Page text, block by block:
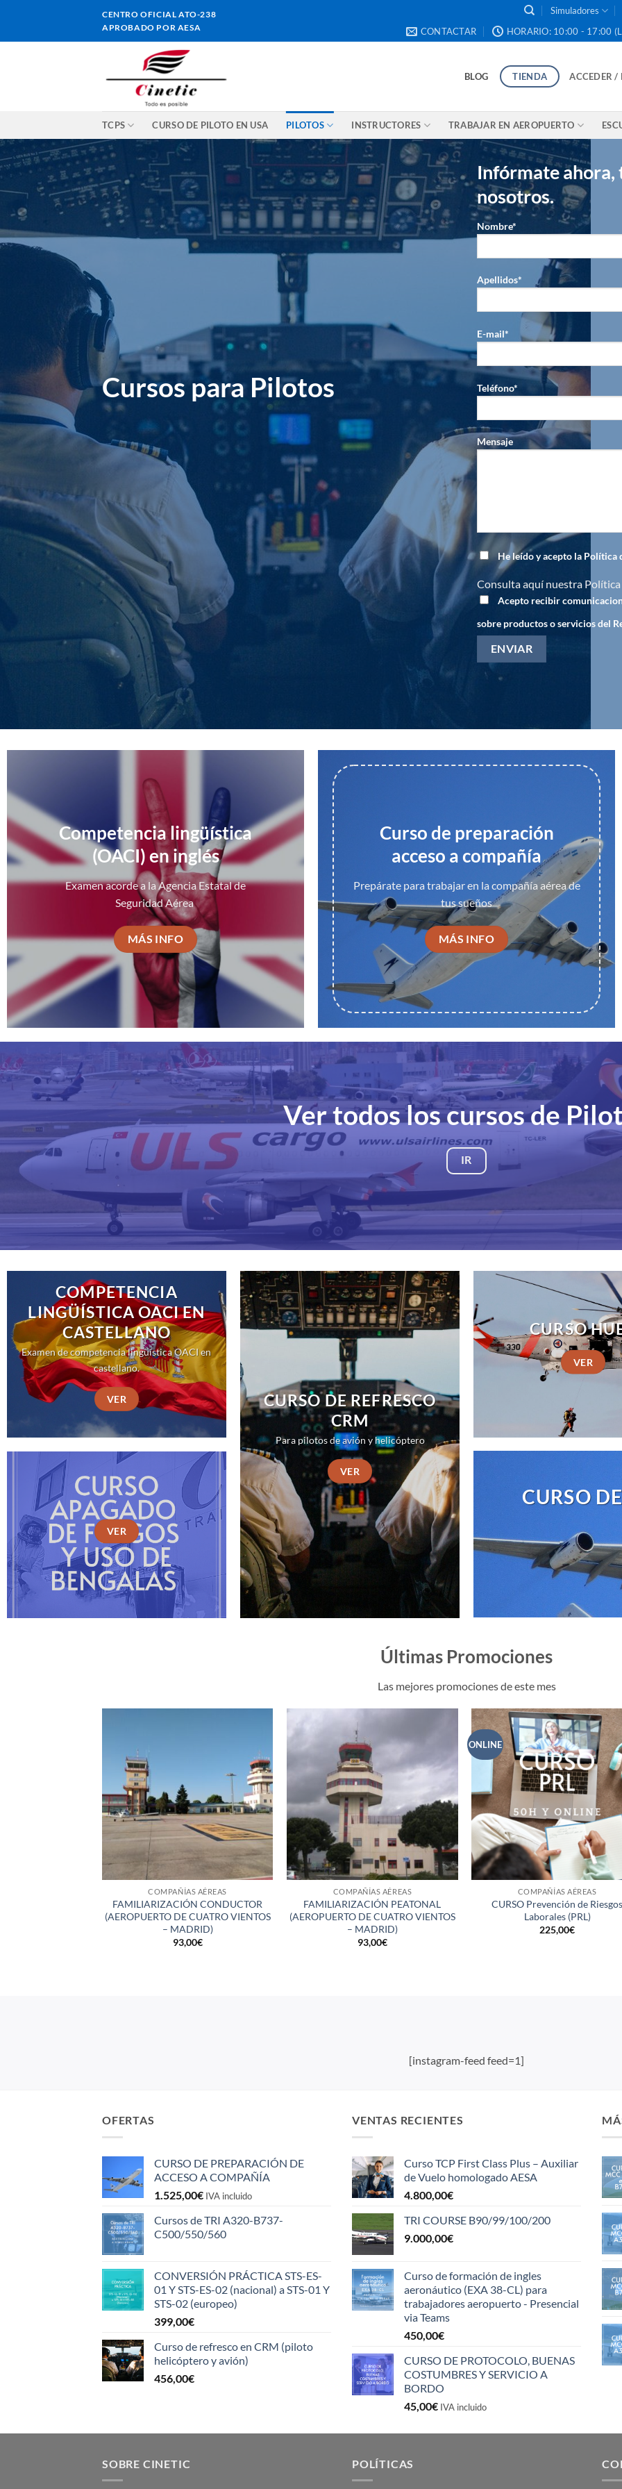
contenido
CENTRO OFICIAL ATO-238
APROBADO POR AESA
Simuladores
CONTACTAR
HORARIO: 10:00 - 17:00
BLOG TIENDA ACCEDER /
TCPS CURSO DE PILOTO EN USA PILOTOS INSTRUCTORES TRABAJAR EN AEROPUERTO
Cursos para Pilotos
Infórmate ahora,
nosotros.
Nombre*
Apellidos*
E-mail*
Teléfono*
Mensaje
He leído y acepto la Política
Consulta aquí nuestra
Acepto recibir
sobre productos o servicios del
Competencia lingüística
(OACI) en inglés
Examen acorde a la Agencia Estatal de
Seguridad Aérea
MÁS INFO
Curso de preparación
acceso a compañía
Prepárate para trabajar en la compañía aérea de
tus sueños
MÁS INFO
Ver todos los cursos de
IR
COMPETENCIA
LINGÜÍSTICA OACI EN
CASTELLANO
Examen de competencia lingüística OACI en
castellano.
VER
VER
CURSO DE REFRESCO
CRM
Para pilotos de avión y helicóptero
VER
CURSO
VER
CURSO
Últimas Promociones
Las mejores promociones de este mes
COMPAÑÍAS AÉREAS
FAMILIARIZACIÓN CONDUCTOR
(AEROPUERTO DE CUATRO VIENTOS
– MADRID)
93,00€
COMPAÑÍAS AÉREAS
FAMILIARIZACIÓN PEATONAL
(AEROPUERTO DE CUATRO VIENTOS
– MADRID)
93,00€
ONLINE
COMPAÑÍAS AÉREAS
CURSO Prevención de
Laborales (PRL)
225,00€
[instagram-feed feed=1]
OFERTAS
CURSO DE PREPARACIÓN DE
ACCESO A COMPAÑÍA
1.525,00€ IVA incluido
Cursos de TRI A320-B737-
C500/550/560
CONVERSIÓN PRÁCTICA STS-ES-
01 Y STS-ES-02 (nacional) a STS-01 Y
STS-02 (europeo)
399,00€
Curso de refresco en CRM (piloto
helicóptero y avión)
456,00€
VENTAS RECIENTES
Curso TCP First Class Plus – Auxiliar
de Vuelo homologado AESA
4.800,00€
TRI COURSE B90/99/100/200
9.000,00€
Curso de formación de ingles
aeronáutico (EXA 38-CL) para
trabajadores aeropuerto - Presencial
via Teams
450,00€
CURSO DE PROTOCOLO, BUENAS
COSTUMBRES Y SERVICIO A
BORDO
45,00€ IVA incluido
SOBRE CINETIC POLÍTICAS